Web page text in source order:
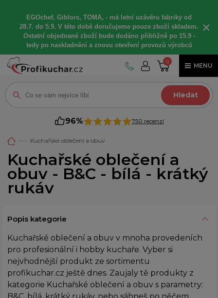
EGOchef, Giblors, TOMA, - má letní uzávěru fabriky od
28.7. do 5.9. V této době doručujeme pouze zboží skladem.
Ostatní objednané zboží bude dodáno přibližně po 15.9 -
tedy po naskladnění a znovu otevření provozů výrobců
×
0
MENU
Hledat
96% 750 recenzí
Kuchařské oblečení a obuv
Kuchařské oblečení a
obuv - B&C - bílá - krátký
rukáv
Popis kategorie
Kuchařské oblečení a obuv v mnoha provedeních
pro profesionální i hobby kuchaře. Vyber si
nejvhodnější produkt ze sortimentu
profikuchar.cz ještě dnes. Zaujaly tě produkty z
kategorie Kuchařské oblečení a obuv s parametry: